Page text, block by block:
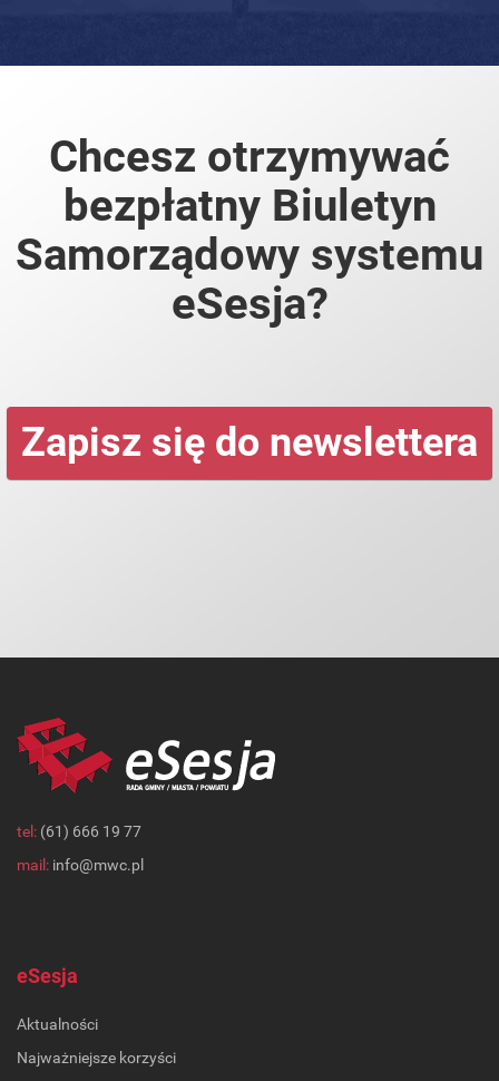
Chcesz otrzymywać
bezpłatny Biuletyn
Samorządowy systemu
eSesja?
Zapisz się do newslettera
tel: (61) 666 19 77
mail: info@mwc.pl
eSesja
Aktualności
Najważniejsze korzyści